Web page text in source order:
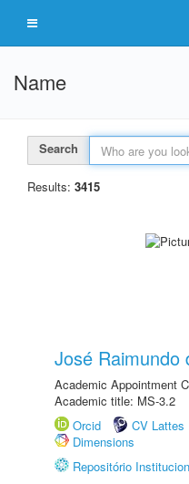
Name
Search
Results: 3415
José Raimundo
Academic Appointment
Academic title: MS-3.2
Orcid
CV Lattes
Dimensions
Repositório